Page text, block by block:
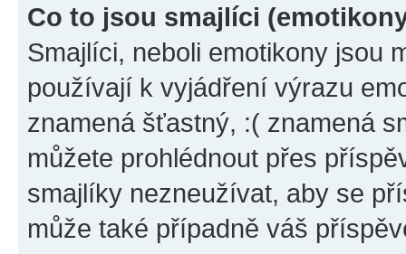
Co to jsou smajlíci
Smajlíci, neboli emotikony jsou
používají k vyjádření výrazu
znamená šťastný, :( znamená
můžete prohlédnout přes
smajlíky nezneužívat, aby se
může také případně váš